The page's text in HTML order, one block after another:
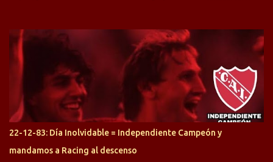
Halcón de Varela, como lo es Brian Romero, quien paso a
préstamo allí durante el último mercado de pases y ha rendido de
gran manera, convirtiendo goles importantes, sobre todo en la
copa sudamericana. Pero no sucedió lo mismo en cuanto al
rendimiento que ha producido en el Rojo. Pasando a jugadores que
jugaron en Defensa y ahora están en el rojo, tenemos a la dupla
Gastón Togni y Domingo Blanco, donde ambos explotaron
futbolísticamente hablando en el equipo de Varela, donde, por
ejemplo, el caso de Mingo llego a ser tenido en cuenta para el
22-12-83: Día Inolvidable = Independiente Campeón y
mandamos a Racing al descenso